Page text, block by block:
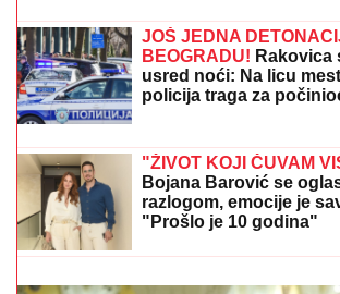
NOVAK ĐOKOVIĆ
SLIKE BIVŠEG MUŽA
MIRKOVIĆToni Bijelić
Potez slavnog tenisera
o ovome se i dalje priča